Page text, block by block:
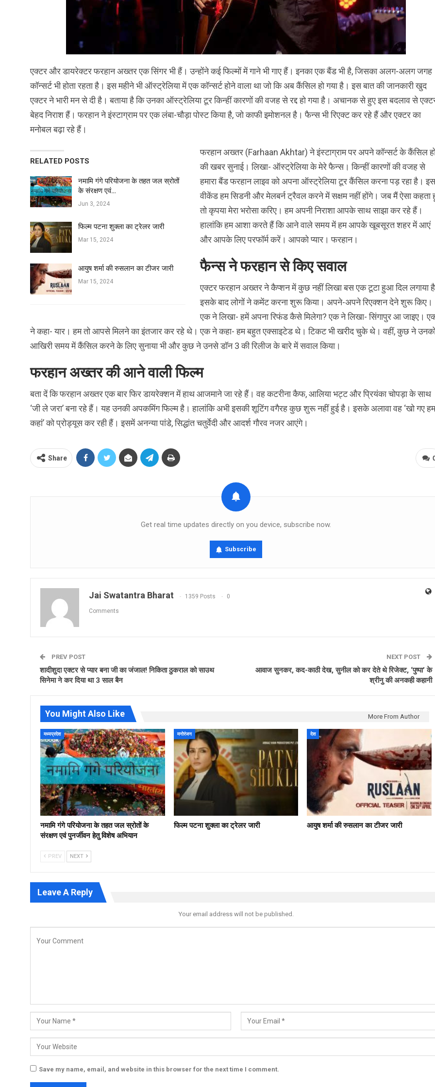
एक्टर और डायरेक्टर फरहान अख्तर एक सिंगर भी हैं। उन्होंने कई फिल्मों में गाने भी गाए हैं। इनका एक बैंड भी है, जिसका अलग-अलग जगह
कॉन्सर्ट भी होता रहता है। इस महीने भी ऑस्ट्रेलिया में एक कॉन्सर्ट होने वाला था जो कि अब कैंसिल हो गया है। इस बात की जानकारी खुद
एक्टर ने भारी मन से दी है। बताया है कि उनका ऑस्ट्रेलिया टूर किन्हीं कारणों की वजह से रद्द हो गया है। अचानक से हुए इस बदलाव से
बेहद निराश हैं। फरहान ने इंस्टाग्राम पर एक लंबा-चौड़ा पोस्ट किया है, जो काफी इमोशनल है। फैन्स भी रिएक्ट कर रहे हैं और एक्टर का
मनोबल बढ़ा रहे हैं।
RELATED POSTS
नमामि गंगे परियोजना के तहत जल स्रोतों
के संरक्षण एवं…
Jun 3, 2024
फिल्‍म पटना शुक्ला का ट्रेलर जारी
Mar 15, 2024
आयुष शर्मा की रुसलान का टीजर जारी
Mar 15, 2024
फरहान अख्तर (Farhaan Akhtar) ने इंस्टाग्राम पर अपने कॉन्सर्ट के कैंसिल
की खबर सुनाई। लिखा- ऑस्ट्रेलिया के मेरे फैन्स। किन्हीं कारणों की वजह से
हमारा बैंड फरहान लाइव को अपना ऑस्ट्रेलिया टूर कैंसिल करना पड़ रहा है। इस
वीकेंड हम सिडनी और मेलबर्न ट्रैवल करने में सक्षम नहीं होंगे। जब मैं ऐसा कहता
तो कृपया मेरा भरोसा करिए। हम अपनी निराशा आपके साथ साझा कर रहे हैं।
हालांकि हम आशा करते हैं कि आने वाले समय में हम आपके खूबसूरत शहर में आएं
और आपके लिए परफॉर्म करें। आपको प्यार। फरहान।
फैन्स ने फरहान से किए सवाल
एक्टर फरहान अख्तर ने कैप्शन में कुछ नहीं लिखा बस एक टूटा हुआ दिल लगाया
इसके बाद लोगों ने कमेंट करना शुरू किया। अपने-अपने रिएक्शन देने शुरू किए।
एक ने लिखा- हमें अपना रिफंड कैसे मिलेगा? एक ने लिखा- सिंगापुर आ जाइए।
ने कहा- यार। हम तो आपसे मिलने का इंतजार कर रहे थे। एक ने कहा- हम बहुत एक्साइटेड थे। टिकट भी खरीद चुके थे। वहीं, कुछ ने
आखिरी समय में कैंसिल करने के लिए सुनाया भी और कुछ ने उनसे डॉन 3 की रिलीज के बारे में सवाल किया।
फरहान अख्तर की आने वाली फिल्म
बता दें कि फरहान अख्तर एक बार फिर डायरेक्शन में हाथ आजमाने जा रहे हैं। वह कटरीना कैफ, आलिया भट्ट और प्रियंका चोपड़ा के साथ
‘जी ले जरा’ बना रहे हैं। यह उनकी अपकमिंग फिल्म है। हालांकि अभी इसकी शूटिंग वगैरह कुछ शुरू नहीं हुई है। इसके अलावा वह ‘खो गए हम
कहां’ को प्रोड्यूस कर रही हैं। इसमें अनन्या पांडे, सिद्धांत चतुर्वेदी और आदर्श गौरव नजर आएंगे।
Share
Get real time updates directly on you device, subscribe now.
Subscribe
Jai Swatantra Bharat 1359 Posts 0
Comments
PREV POST
शादीशुदा एक्टर से प्यार बना जी का जंजाल! निकिता ठुकराल को साउथ
सिनेमा ने कर दिया था 3 साल बैन
NEXT POST
आवाज सुनकर, कद-काठी देख, सुनील को कर देते थे रिजेक्‍ट, ‘पुष्‍पा’ के
श्रीनु की अनकही कहानी
You Might Also Like More From Author
मध्यप्रदेश
नमामि गंगे परियोजना के तहत जल स्रोतों के
संरक्षण एवं पुनर्जीवन हेतु विशेष अभियान
मनोरंजन
फिल्‍म पटना शुक्ला का ट्रेलर जारी
देश
आयुष शर्मा की रुसलान का टीजर जारी
PREV NEXT
Leave A Reply
Your email address will not be published.
Save my name, email, and website in this browser for the next time I comment.